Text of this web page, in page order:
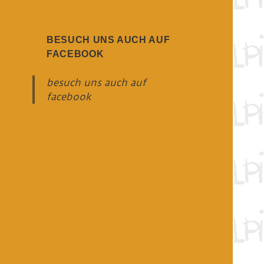
BESUCH UNS AUCH AUF
FACEBOOK
besuch uns auch auf
facebook